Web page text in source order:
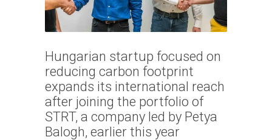
Hungarian startup focused on
reducing carbon footprint
expands its international reach
after joining the portfolio of
STRT, a company led by Petya
Balogh, earlier this year